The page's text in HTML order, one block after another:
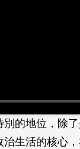
別的地位，除
生活的核心